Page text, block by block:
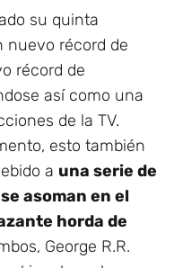
su quinta
nuevo récord de
récord de
así como una
de la TV.
esto también
a una serie de
asoman en el
horda de
George R.R.